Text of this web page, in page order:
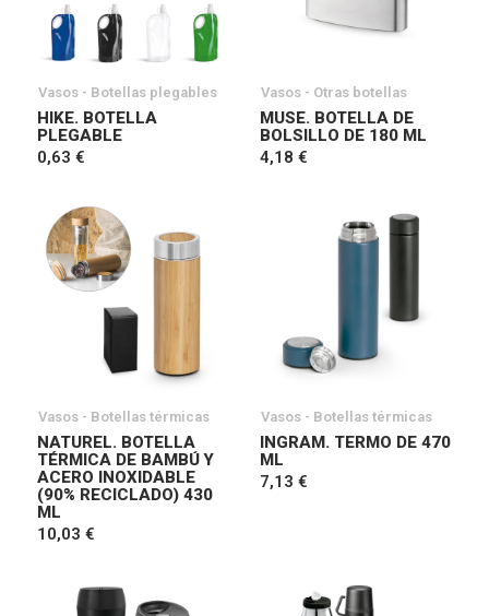
Vasos - Botellas plegables
HIKE. BOTELLA
PLEGABLE
0,63 €
Vasos - Otras botellas
MUSE. BOTELLA DE
BOLSILLO DE 180 ML
4,18 €
Vasos - Botellas térmicas
NATUREL. BOTELLA
TÉRMICA DE BAMBÚ Y
ACERO INOXIDABLE
(90% RECICLADO) 430
ML
10,03 €
Vasos - Botellas térmicas
INGRAM. TERMO DE 470
ML
7,13 €